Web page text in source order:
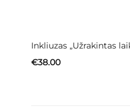
Inkliuzas „Užrakintas
€38.00